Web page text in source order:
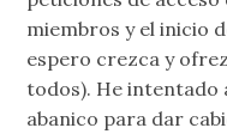
miembros y el inicio
espero crezca y
todos). He intentado
abanico para dar